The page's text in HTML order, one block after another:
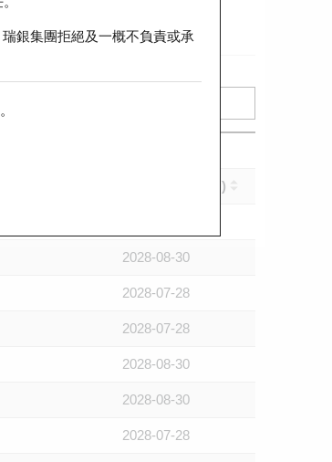
銀集團拒絕及一概不負責或承
。
到期日 (年-月-日)
2028-08-30
2028-07-28
2028-07-28
2028-08-30
2028-08-30
2028-07-28